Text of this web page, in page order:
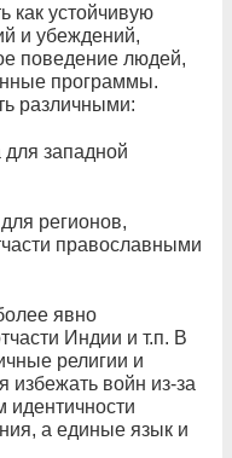
как устойчивую
и убеждений,
поведение людей,
программы.
различными:
для западной
регионов,
православными
явно
Индии и т.п. В
религии и
избежать войн из-за
идентичности
а единые язык и